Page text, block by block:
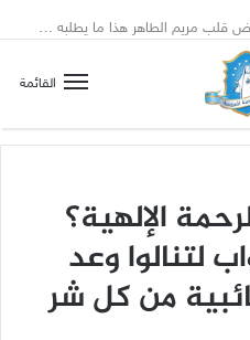
القائمة
الإلهية؟
لتنالوا وعد
من كل شر